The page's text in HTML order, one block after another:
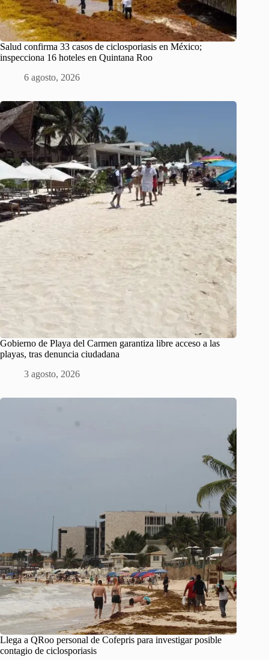
Salud confirma 33 casos de ciclosporiasis en México;
inspecciona 16 hoteles en Quintana Roo
6 agosto, 2026
Gobierno de Playa del Carmen garantiza libre acceso a las
playas, tras denuncia ciudadana
3 agosto, 2026
Llega a QRoo personal de Cofepris para investigar posible
contagio de ciclosporiasis